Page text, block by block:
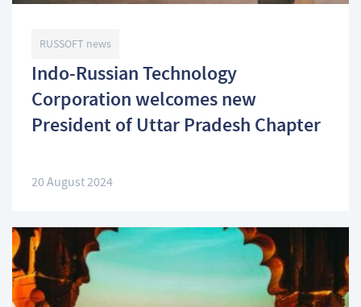
RUSSOFT news
Indo-Russian Technology
Corporation welcomes new
President of Uttar Pradesh Chapter
20 August 2024